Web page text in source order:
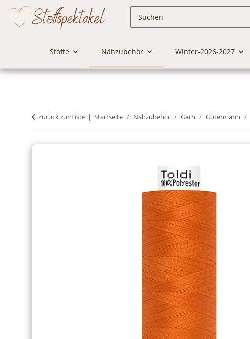
Stoffe Nähzubehör Winter-2026-2027
Zurück zur Liste Startseite Nähzubehör Garn Gütermann